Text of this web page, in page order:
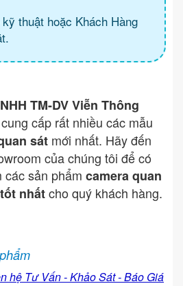
thuật hoặc Khách Hàng
TM-DV Viễn Thông
cấp rất nhiều các mẫu
sát mới nhất. Hãy đến
của chúng tôi để có
các sản phẩm camera quan
nhấtcho quý khách hàng.
hệ Tư Vấn - Khảo Sát - Báo Giá